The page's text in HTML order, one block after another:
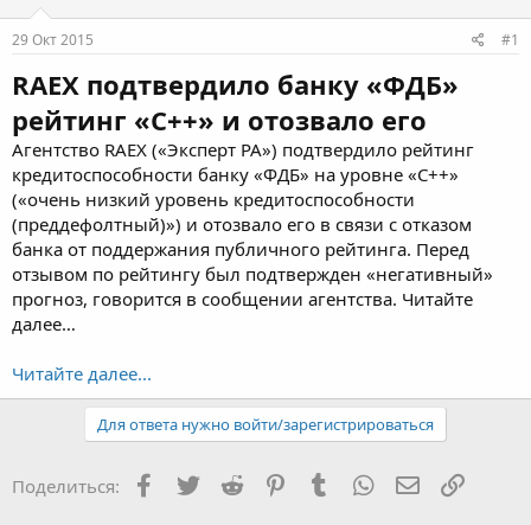
е
м
ы
а
29 Окт 2015 #1
RAEX подтвердило банку «ФДБ»
рейтинг «С++» и отозвало его
Агентство RAEX («Эксперт РА») подтвердило рейтинг
кредитоспособности банку «ФДБ» на уровне «С++»
(«очень низкий уровень кредитоспособности
(преддефолтный)») и отозвало его в связи с отказом
банка от поддержания публичного рейтинга. Перед
отзывом по рейтингу был подтвержден «негативный»
прогноз, говорится в сообщении агентства. Читайте
далее…
Читайте далее...
Для ответа нужно войти/зарегистрироваться
Поделиться: Facebook
TwitterReddit PinterestTumblr WhatsApp Ссылка